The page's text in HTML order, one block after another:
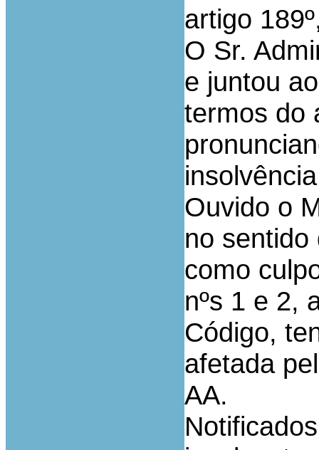
artigo
O Sr.
e juntou
termos do
Ouvido o
no sentido
como
nºs 1 e 2,
Código,
afetada
AA.